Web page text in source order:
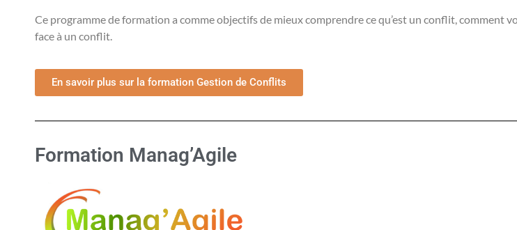
Ce programme de formation a comme objectifs de mieux comprendre ce qu’est un conflit, comment
face à un conflit.
En savoir plus sur la formation Gestion de Conflits
Formation Manag’Agile